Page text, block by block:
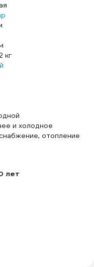
кг
и холодное
отопление
лет